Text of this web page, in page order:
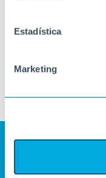
Estadística
Marketing